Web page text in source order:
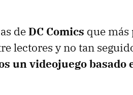
deDC Comics que
lectores y no tan
un videojuego basado